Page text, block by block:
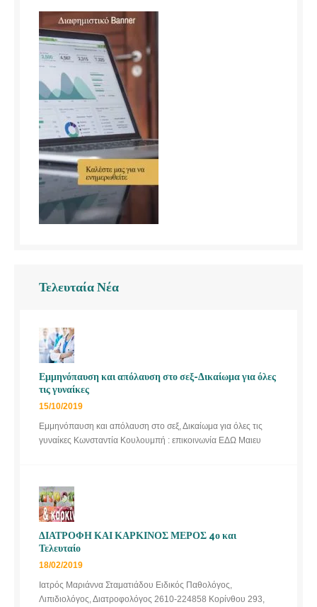
Τελευταία Νέα
Εμμηνόπαυση και απόλαυση στο σεξ-Δικαίωμα για όλες
τις γυναίκες
15/10/2019
Εμμηνόπαυση και απόλαυση στο σεξ, Δικαίωμα για όλες τις
γυναίκες Κωνσταντία Κουλουμπή : επικοινωνία ΕΔΩ Μαιευ
ΔΙΑΤΡΟΦΗ ΚΑΙ ΚΑΡΚΙΝΟΣ ΜΕΡΟΣ 4ο και
Τελευταίο
18/02/2019
Ιατρός Μαριάννα Σταματιάδου Ειδικός Παθολόγος,
Λιπιδιολόγος, Διατροφολόγος 2610-224858 Κορίνθου 293,